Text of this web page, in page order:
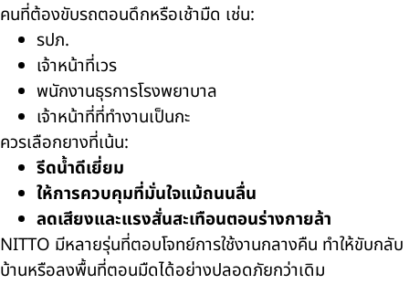
คนที่ต้องขับรถตอนดึกหรือเช้ามืด เช่น:
รปภ.
เจ้าหน้าที่เวร
พนักงานธุรการโรงพยาบาล
เจ้าหน้าที่ที่ทำงานเป็นกะ
ควรเลือกยางที่เน้น:
รีดน้ำดีเยี่ยม
ให้การควบคุมที่มั่นใจแม้ถนนลื่น
ลดเสียงและแรงสั่นสะเทือนตอนร่างกายล้า
NITTO มีหลายรุ่นที่ตอบโจทย์การใช้งานกลางคืน ทำให้ขับกลับ
บ้านหรือลงพื้นที่ตอนมืดได้อย่างปลอดภัยกว่าเดิม